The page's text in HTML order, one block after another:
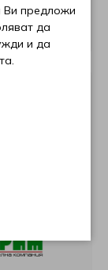
артисан
Ви предложи
да
и да